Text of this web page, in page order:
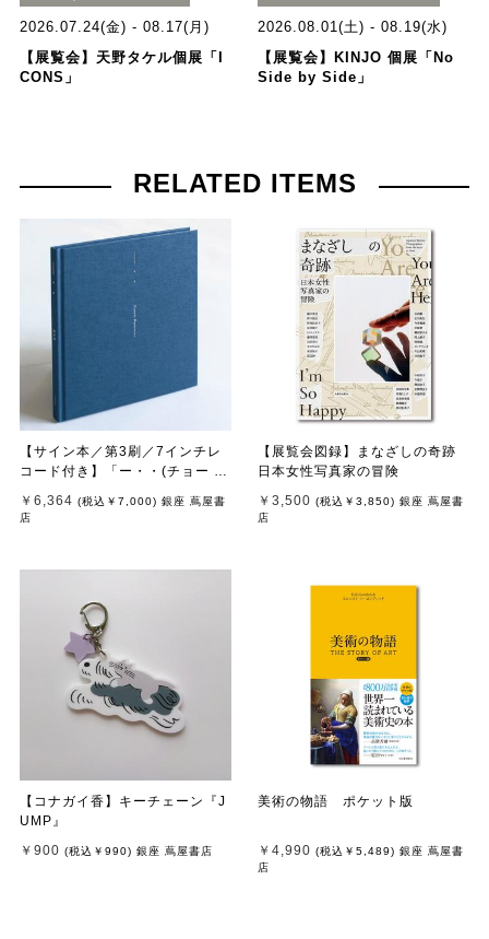
2026.07.24(金) - 08.17(月)
【展覧会】天野タケル個展「I
CONS」
2026.08.01(土) - 08.19(水)
【展覧会】KINJO 個展「No
Side by Side」
RELATED ITEMS
【サイン本／第3刷／7インチレ
コード付き】「ー・・(チョー タ
￥6,364 (税込 ￥7,000) 銀座 蔦屋書
店
【展覧会図録】まなざしの奇跡
日本女性写真家の冒険
￥3,500 (税込 ￥3,850) 銀座 蔦屋書
店
【コナガイ香】キーチェーン『J
UMP』
￥900 (税込 ￥990) 銀座 蔦屋書店
美術の物語 ポケット版
￥4,990 (税込 ￥5,489) 銀座 蔦屋書
店